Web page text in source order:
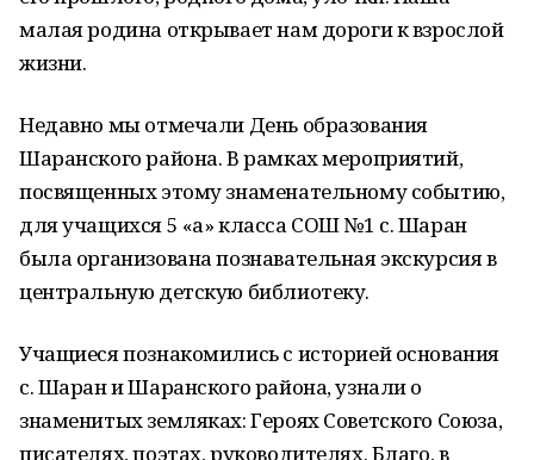
малая родина открывает нам дороги к взрослой
жизни.
Недавно мы отмечали День образования
Шаранского района. В рамках мероприятий,
посвященных этому знаменательному событию,
для учащихся 5 «а» класса СОШ №1 с. Шаран
была организована познавательная экскурсия в
центральную детскую библиотеку.
Учащиеся познакомились с историей основания
с. Шаран и Шаранского района, узнали о
знаменитых земляках: Героях Советского Союза,
писателях, поэтах, руководителях. Благо, в